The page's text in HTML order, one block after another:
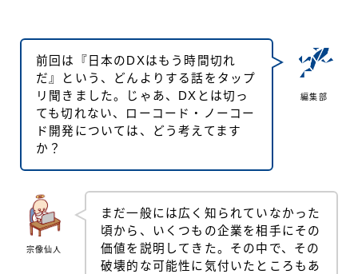
編集部
前回は『日本のDXはもう時間切れ
だ』という、どんよりする話をタップ
リ聞きました。じゃあ、DXとは切っ
ても切れない、ローコード・ノーコー
ド開発については、どう考えてます
か？
宗像仙人
まだ一般には広く知られていなかった
頃から、いくつもの企業を相手にその
価値を説明してきた。その中で、その
破壊的な可能性に気付いたところもあ